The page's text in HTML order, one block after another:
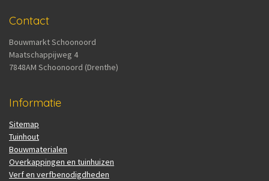
Contact
Bouwmarkt Schoonoord
Maatschappijweg 4
7848AM Schoonoord (Drenthe)
Informatie
Sitemap
Tuinhout
Bouwmaterialen
Overkappingen en tuinhuizen
Verf en verfbenodigdheden